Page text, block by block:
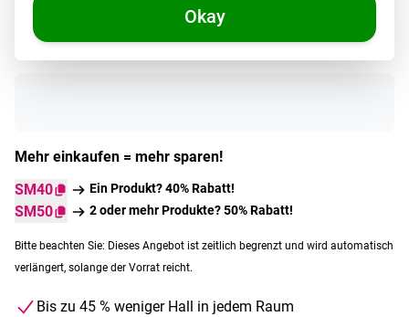
Okay
Mehr einkaufen = mehr sparen!
SM40
Ein Produkt? 40% Rabatt!
SM50 2 oder mehr Produkte? 50% Rabatt!
Bitte beachten Sie: Dieses Angebot ist zeitlich begrenzt und wird automatisch
verlängert, solange der Vorrat reicht.
Bis zu 45 % weniger Hall in jedem Raum